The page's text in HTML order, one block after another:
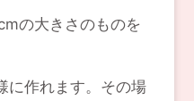
の大きさのものを
に作れます。その場